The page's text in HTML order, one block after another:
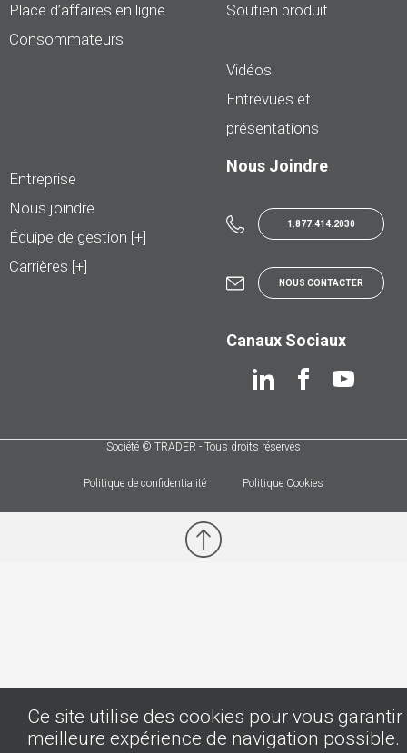
Place d’affaires en ligne
Consommateurs
Soutien produit
Vidéos
Entrevues et
présentations
Entreprise
Nous joindre
Équipe de gestion [+]
Carrières [+]
Nous Joindre
1.877.414.2030
NOUS CONTACTER
Canaux Sociaux
Société © TRADER - Tous droits réservés
Politique de confidentialité Politique Cookies
Ce site utilise des cookies pour vous garantir
meilleure expérience de navigation possible.